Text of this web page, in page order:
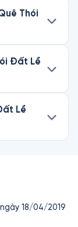
Thói
Đất Lề
Lề
18/04/2019